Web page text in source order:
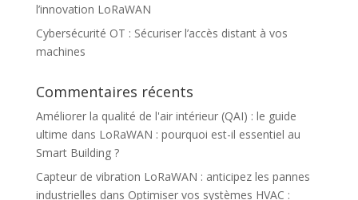
l’innovation LoRaWAN
Cybersécurité OT : Sécuriser l’accès distant à vos
machines
Commentaires récents
Améliorer la qualité de l'air intérieur (QAI) : le guide
ultime dans LoRaWAN : pourquoi est-il essentiel au
Smart Building ?
Capteur de vibration LoRaWAN : anticipez les pannes
industrielles dans Optimiser vos systèmes HVAC :